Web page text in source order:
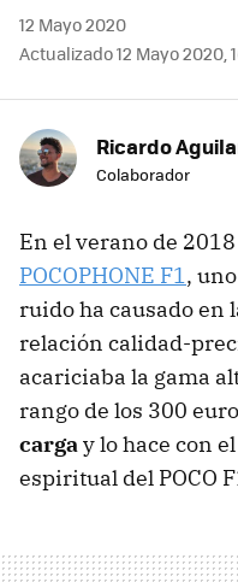
12 Mayo 2020
Actualizado 12 Mayo 2020,
Ricardo
Colaborador
En el verano de
POCOPHONE F1,
ruido ha causado
relación calidad-
acariciaba la gama
rango de los 300
cargay lo hace con el
espiritual del POCO